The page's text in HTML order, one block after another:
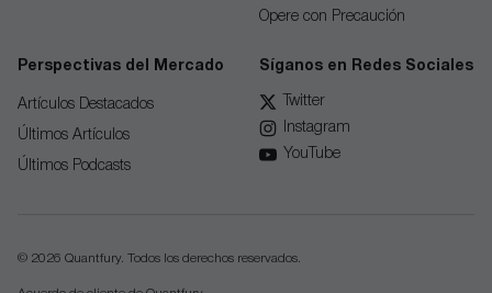
Opere con Precaución
Perspectivas del Mercado
Artículos Destacados
Últimos Artículos
Últimos Podcasts
Síganos en Redes Sociales
Twitter
Instagram
YouTube
© 2026 Quantfury. Todos los derechos reservados.